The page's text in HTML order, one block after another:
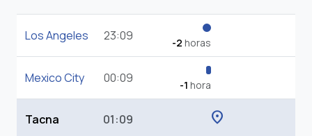
Los Angeles 23:09 -2 horas
Mexico City 00:09 -1 hora
Tacna 01:09 location_on